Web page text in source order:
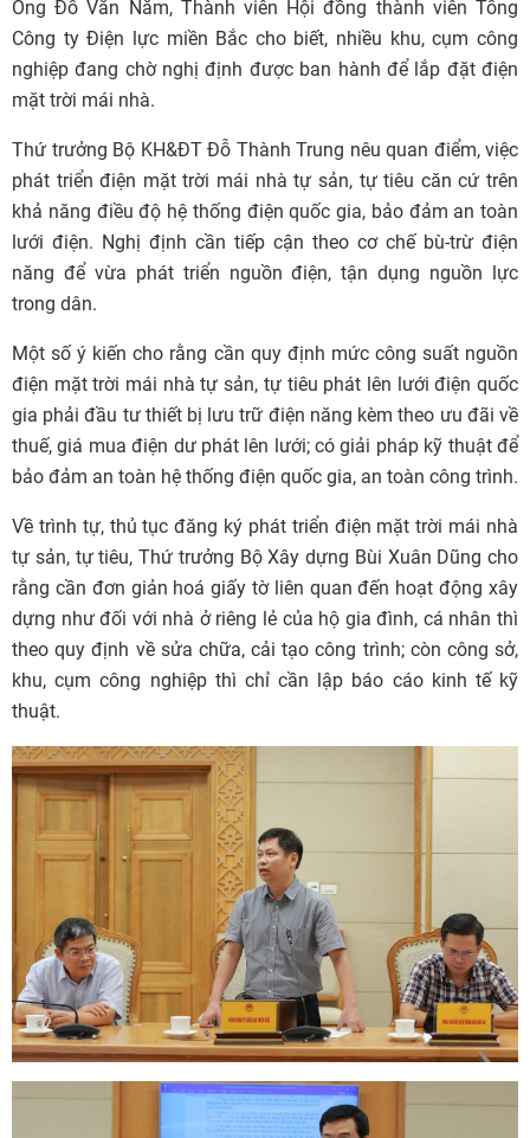
Ông Đỗ Văn Năm, Thành viên Hội đồng thành viên Tổng
Công ty Điện lực miền Bắc cho biết, nhiều khu, cụm công
nghiệp đang chờ nghị định được ban hành để lắp đặt điện
mặt trời mái nhà.
Thứ trưởng Bộ KH&ĐT Đỗ Thành Trung nêu quan điểm, việc
phát triển điện mặt trời mái nhà tự sản, tự tiêu căn cứ trên
khả năng điều độ hệ thống điện quốc gia, bảo đảm an toàn
lưới điện. Nghị định cần tiếp cận theo cơ chế bù-trừ điện
năng để vừa phát triển nguồn điện, tận dụng nguồn lực
trong dân.
Một số ý kiến cho rằng cần quy định mức công suất nguồn
điện mặt trời mái nhà tự sản, tự tiêu phát lên lưới điện quốc
gia phải đầu tư thiết bị lưu trữ điện năng kèm theo ưu đãi về
thuế, giá mua điện dư phát lên lưới; có giải pháp kỹ thuật để
bảo đảm an toàn hệ thống điện quốc gia, an toàn công trình.
Về trình tự, thủ tục đăng ký phát triển điện mặt trời mái nhà
tự sản, tự tiêu, Thứ trưởng Bộ Xây dựng Bùi Xuân Dũng cho
rằng cần đơn giản hoá giấy tờ liên quan đến hoạt động xây
dựng như đối với nhà ở riêng lẻ của hộ gia đình, cá nhân thì
theo quy định về sửa chữa, cải tạo công trình; còn công sở,
khu, cụm công nghiệp thì chỉ cần lập báo cáo kinh tế kỹ
thuật.